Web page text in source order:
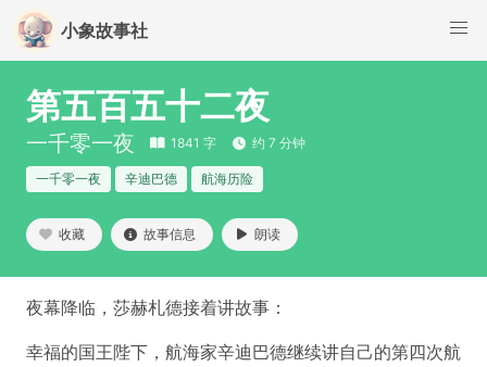
小象故事社
第五百五十二夜
一千零一夜 1841 字 约 7 分钟
一千零一夜 辛迪巴德 航海历险
收藏 故事信息 朗读
夜幕降临，莎赫札德接着讲故事：
幸福的国王陛下，航海家辛迪巴德继续讲自己的第四次航